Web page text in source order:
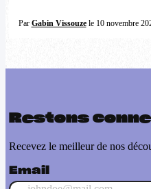
Par Gabin Vissouzele 10 novembre
Restons
Recevez le meilleur de nos
Email